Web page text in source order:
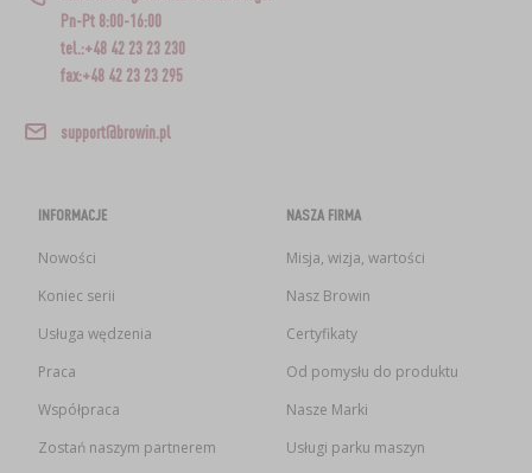
Pn-Pt 8:00-16:00
tel.:+48 42 23 23 230
fax:+48 42 23 23 295
support@browin.pl
INFORMACJE
Nowości
Koniec serii
Usługa wędzenia
Praca
Współpraca
Zostań naszym partnerem
NASZA FIRMA
Misja, wizja, wartości
Nasz Browin
Certyfikaty
Od pomysłu do produktu
Nasze Marki
Usługi parku maszyn